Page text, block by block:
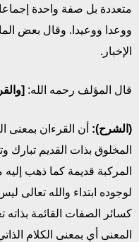
متعددة بل صفة واحدة إجماعا
ووعدا ووعيدا. وقال بعض
الإخبار.
قال المؤلف رحمه الله:
(الشرح): أن القرءان بمعنى
المخلوق بذات القديم تبارك
المركبة قديمة كما ذهب
لوجوده ابتداء والله تعالى
كسائر الصفات القائمة بذاته
المعنى أي بمعنى الكلام